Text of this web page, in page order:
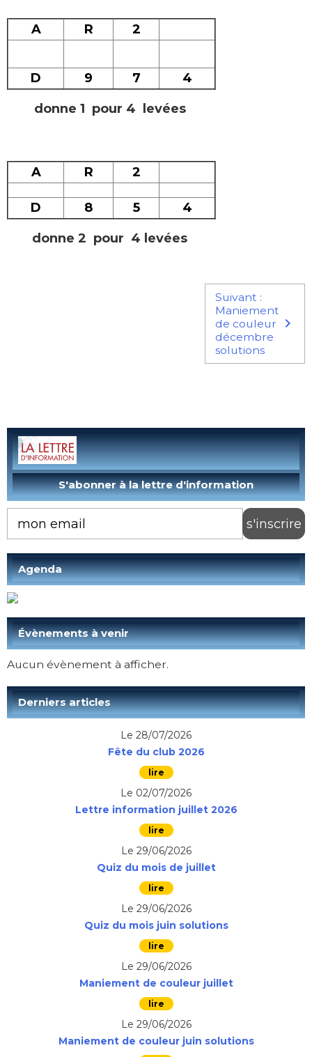
donne 1 pour 4 levées
A R 2
D 9 7 4
donne 2 pour 4 levées
A R 2
D 8 5 4
Suivant :
Maniement
de couleur
décembre
solutions
Agenda
Évènements à venir
Aucun évènement à afficher.
Derniers articles
Le 28/07/2026
Fête du club 2026
Le 02/07/2026
Lettre information juillet 2026
Le 29/06/2026
Quiz du mois de juillet
Le 29/06/2026
Quiz du mois juin solutions
Le 29/06/2026
Maniement de couleur juillet
Le 29/06/2026
Maniement de couleur juin solutions